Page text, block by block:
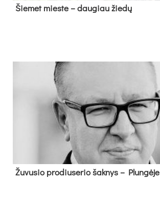
Šie­met mies­te – dau­giau žie­dų
Žu­vu­sio pro­diu­se­rio šak­nys – Plun­gė­je